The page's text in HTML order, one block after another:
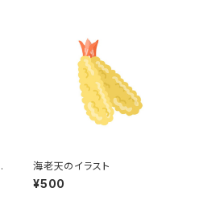
海老天のイラスト
¥500